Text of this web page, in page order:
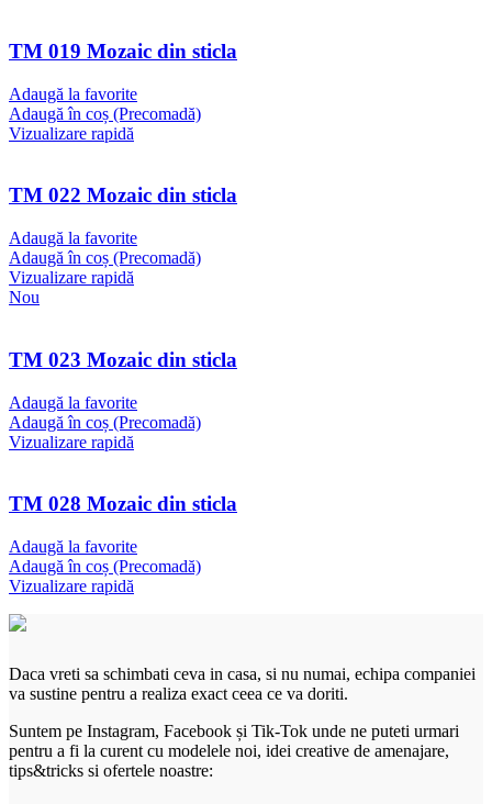
TM 019 Mozaic din sticla
Adaugă la favorite
Adaugă în coș (Precomadă)
Vizualizare rapidă
TM 022 Mozaic din sticla
Adaugă la favorite
Adaugă în coș (Precomadă)
Vizualizare rapidă
Nou
TM 023 Mozaic din sticla
Adaugă la favorite
Adaugă în coș (Precomadă)
Vizualizare rapidă
TM 028 Mozaic din sticla
Adaugă la favorite
Adaugă în coș (Precomadă)
Vizualizare rapidă
Daca vreti sa schimbati ceva in casa, si nu numai, echipa companiei
va sustine pentru a realiza exact ceea ce va doriti.
Suntem pe Instagram, Facebook și Tik-Tok unde ne puteti urmari
pentru a fi la curent cu modelele noi, idei creative de amenajare,
tips&tricks si ofertele noastre: